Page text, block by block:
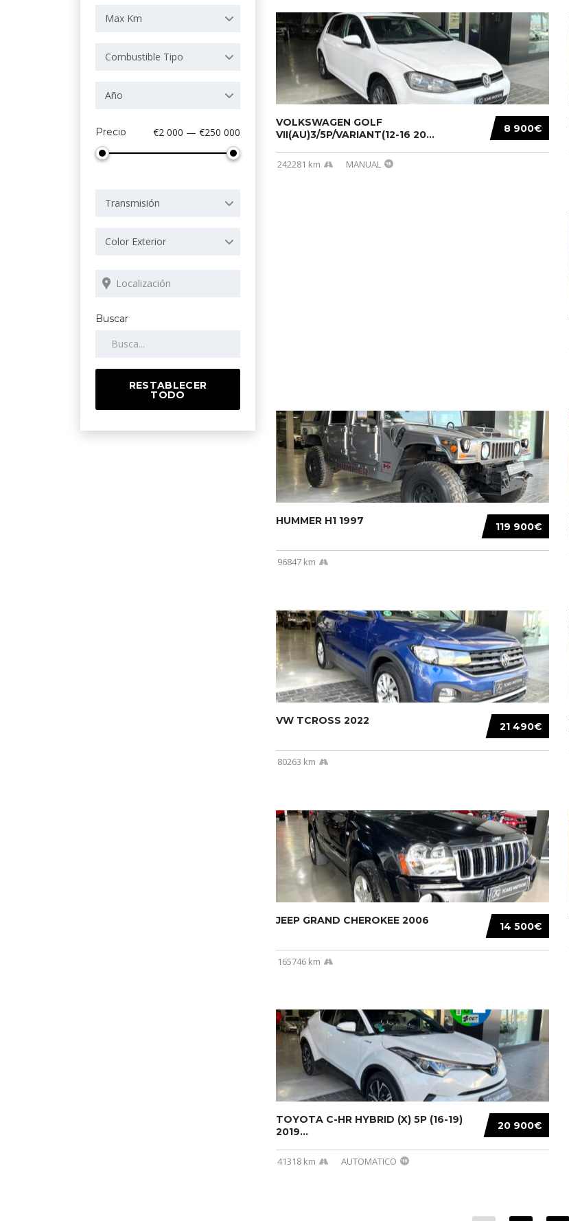
Max Km
Combustible Tipo
Año
Precio €2 000 — €250 000
Transmisión
Color Exterior
Buscar
RESTABLECER
TODO
8 900€
VOLKSWAGEN GOLF
VII(AU)3/5P/VARIANT(12-16 20...
242281 km MANUAL
119 900€
HUMMER H1 1997
96847 km
21 490€
VW TCROSS 2022
80263 km
14 500€
JEEP GRAND CHEROKEE 2006
165746 km
20 900€
TOYOTA C-HR HYBRID (X) 5P (16-19)
2019...
41318 km AUTOMATICO